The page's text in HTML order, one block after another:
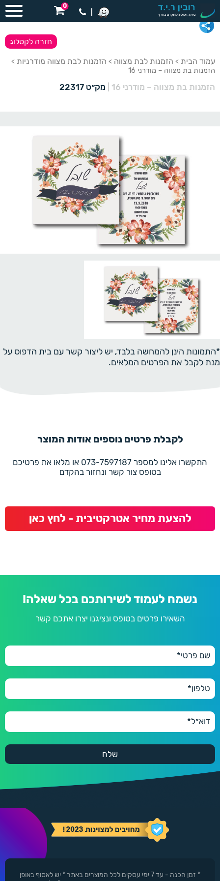
0
עמוד הבית > הזמנות לבת מצווה > הזמנות לבת מצווה מודרניות >
הזמנות בת מצווה – מודרני 16
הזמנות בת מצווה – מודרני 16 מק״ט 22317
חזרה לקטלוג
*התמונות הינן להמחשה בלבד, יש ליצור קשר עם בית הדפוס על
מנת לקבל את הפרטים המלאים.
לקבלת פרטים נוספים אודות המוצר
התקשרו אלינו למספר 073-7597187 או מלאו את פרטיכם
בטופס צור קשר ונחזור בהקדם
להצעת מחיר אטרקטיבית - לחץ כאן
נשמח לעמוד לשירותכם בכל שאלה!
השאירו פרטים בטופס ונציגנו יצרו אתכם קשר
* זמן הכנה - עד 7 ימי עסקים לכל המוצרים באתר * יש לאסוף באופן